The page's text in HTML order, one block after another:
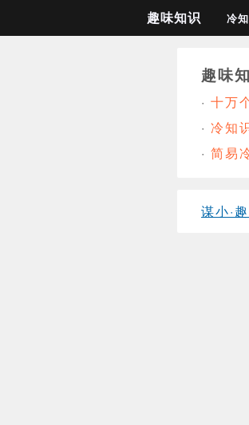
趣味知识 冷
趣味
· 十万
· 冷知
· 简易
谋小·